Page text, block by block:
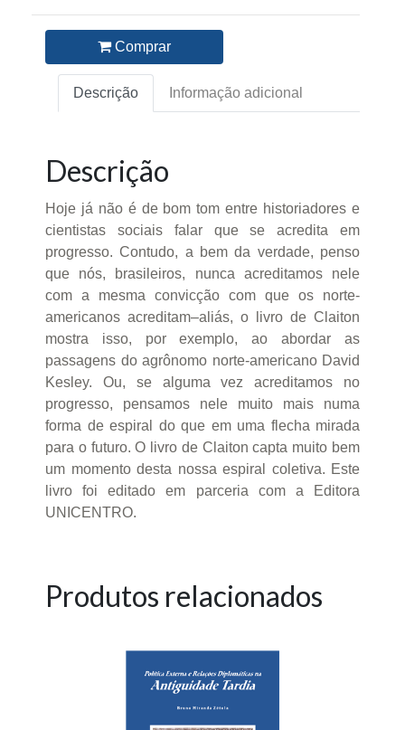
Comprar
Descrição Informação adicional
Descrição
Hoje já não é de bom tom entre historiadores e
cientistas sociais falar que se acredita em
progresso. Contudo, a bem da verdade, penso
que nós, brasileiros, nunca acreditamos nele
com a mesma convicção com que os norte-
americanos acreditam–aliás, o livro de Claiton
mostra isso, por exemplo, ao abordar as
passagens do agrônomo norte-americano David
Kesley. Ou, se alguma vez acreditamos no
progresso, pensamos nele muito mais numa
forma de espiral do que em uma flecha mirada
para o futuro. O livro de Claiton capta muito bem
um momento desta nossa espiral coletiva. Este
livro foi editado em parceria com a Editora
UNICENTRO.
Produtos relacionados